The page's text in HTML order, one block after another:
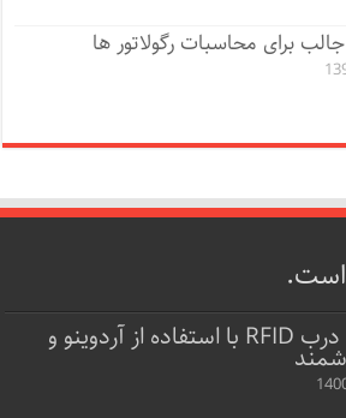
برای محاسبات رگولاتور ها
پروژه قفل‌ درب RFID با استفاده از آردوینو و